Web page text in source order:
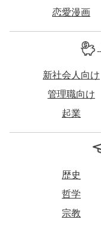
恋愛漫画
新社会人向け
管理職向け
起業
歴史
哲学
宗教